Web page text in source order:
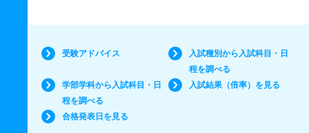
受験アドバイス
入試種別から入試科目・日
程を調べる
学部学科から入試科目・日
程を調べる
入試結果（倍率）を見る
合格発表日を見る